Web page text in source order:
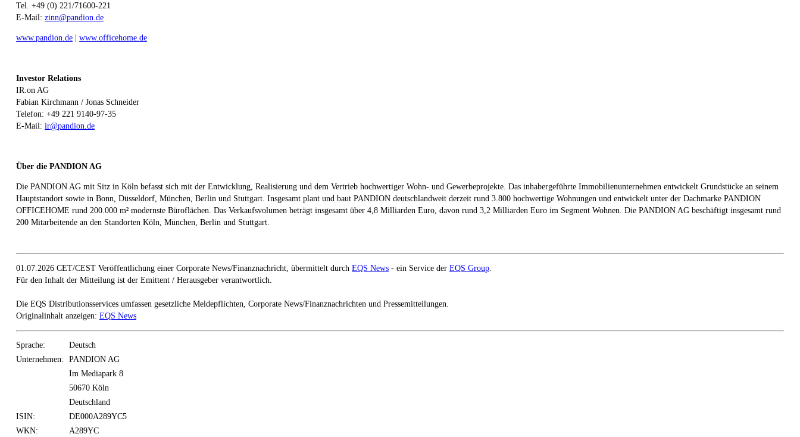
Tel. +49 (0) 221/71600-221
E-Mail: zinn@pandion.de
www.pandion.de www.officehome.de
Investor Relations
IR.on AG
Fabian Kirchmann / Jonas Schneider
Telefon: +49 221 9140-97-35
E-Mail: ir@pandion.de
Über die PANDION AG
Die PANDION AG mit Sitz in Köln befasst sich mit der Entwicklung, Realisierung und dem Vertrieb hochwertiger Wohn- und Gewerbeprojekte. Das inhabergeführte Immobilienunternehmen entwickelt Grundstücke an seinem
Hauptstandort sowie in Bonn, Düsseldorf, München, Berlin und Stuttgart. Insgesamt plant und baut PANDION deutschlandweit derzeit rund 3.800 hochwertige Wohnungen und entwickelt unter der Dachmarke PANDION
OFFICEHOME rund 200.000 m² modernste Büroflächen. Das Verkaufsvolumen beträgt insgesamt über 4,8 Milliarden Euro, davon rund 3,2 Milliarden Euro im Segment Wohnen. Die PANDION AG beschäftigt insgesamt rund
200 Mitarbeitende an den Standorten Köln, München, Berlin und Stuttgart.
01.07.2026 CET/CEST Veröffentlichung einer Corporate News/Finanznachricht, übermittelt durch EQS News - ein Service der EQS Group
Für den Inhalt der Mitteilung ist der Emittent / Herausgeber verantwortlich.
Die EQS Distributionsservices umfassen gesetzliche Meldepflichten, Corporate News/Finanznachrichten und Pressemitteilungen.
Originalinhalt anzeigen: EQS News
Sprache:
Deutsch
Unternehmen:
PANDION AG
Im Mediapark 8
50670 Köln
Deutschland
ISIN:
DE000A289YC5
WKN:
A289YC